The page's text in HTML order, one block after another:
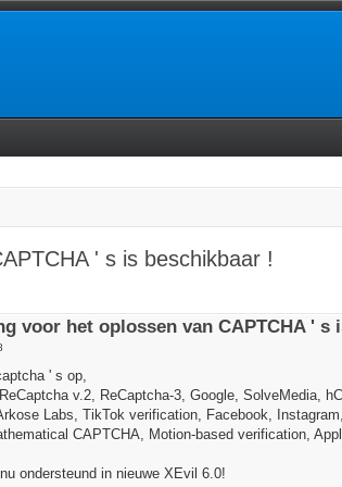
' s is beschikbaar !
voor het oplossen van CAPTCHA ' s
' s op,
v.2, ReCaptcha-3, Google, SolveMedia,
Labs, TikTok verification, Facebook,
CAPTCHA, Motion-based verification,
ondersteund in nieuwe XEvil 6.0!